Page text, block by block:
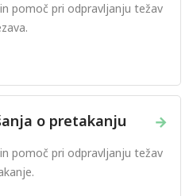
pomoč pri odpravljanju težav
→
o pretakanju
pomoč pri odpravljanju težav